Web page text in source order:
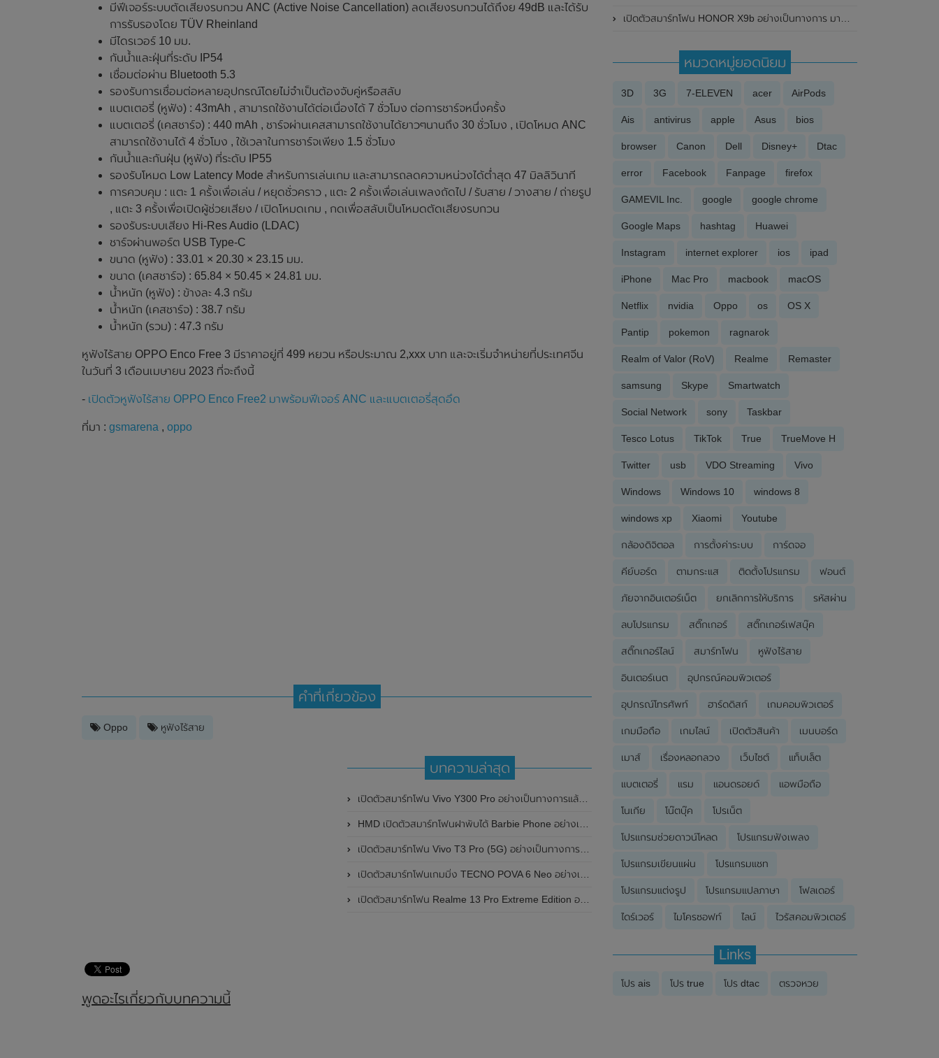
มีฟีเจอร์ระบบตัดเสียงรบกวน ANC (Active Noise Cancellation) ลดเสียงรบกวนได้ถึงย 49dB และได้รับ
การรับรองโดย TÜV Rheinland
มีไดรเวอร์ 10 มม.
กันน้ำและฝุ่นที่ระดับ IP54
เชื่อมต่อผ่าน Bluetooth 5.3
รองรับการเชื่อมต่อหลายอุปกรณ์โดยไม่จำเป็นต้องจับคู่หรือสลับ
แบตเตอรี่ (หูฟัง) : 43mAh , สามารถใช้งานได้ต่อเนื่องได้ 7 ชั่วโมง ต่อการชาร์จหนึ่งครั้ง
แบตเตอรี่ (เคสชาร์จ) : 440 mAh , ชาร์จผ่านเคสสามารถใช้งานได้ยาวๆนานถึง 30 ชั่วโมง , เปิดโหมด ANC
สามารถใช้งานได้ 4 ชั่วโมง , ใช้เวลาในการชาร์จเพียง 1.5 ชั่วโมง
กันน้ำและกันฝุ่น (หูฟัง) ที่ระดับ IP55
รองรับโหมด Low Latency Mode สำหรับการเล่นเกม และสามารถลดความหน่วงได้ต่ำสุด 47 มิลลิวินาที
การควบคุม : แตะ 1 ครั้งเพื่อเล่น / หยุดชั่วคราว , แตะ 2 ครั้งเพื่อเล่นเพลงถัดไป / รับสาย / วางสาย / ถ่ายรูป
, แตะ 3 ครั้งเพื่อเปิดผู้ช่วยเสียง / เปิดโหมดเกม , กดเพื่อสลับเป็นโหมดตัดเสียงรบกวน
รองรับระบบเสียง Hi-Res Audio (LDAC)
ชาร์จผ่านพอร์ต USB Type-C
ขนาด (หูฟัง) : 33.01 × 20.30 × 23.15 มม.
ขนาด (เคสชาร์จ) : 65.84 × 50.45 × 24.81 มม.
น้ำหนัก (หูฟัง) : ข้างละ 4.3 กรัม
น้ำหนัก (เคสชาร์จ) : 38.7 กรัม
น้ำหนัก (รวม) : 47.3 กรัม
หูฟังไร้สาย OPPO Enco Free 3 มีราคาอยู่ที่ 499 หยวน หรือประมาณ 2,xxx บาท และจะเริ่มจำหน่ายที่ประเทศจีน
ในวันที่ 3 เดือนเมษายน 2023 ที่จะถึงนี้
- เปิดตัวหูฟังไร้สาย OPPO Enco Free2 มาพร้อมฟีเจอร์ ANC และแบตเตอรี่สุดอึด
ที่มา : gsmarena , oppo
คำที่เกี่ยวข้อง
Oppo หูฟังไร้สาย
บทความล่าสุด
เปิดตัวสมาร์ทโฟน Vivo Y300 Pro อย่างเป็นทางการแล้วในประเทศจีน มาพร้อมดีไซน์พรีเมี่ยม ทนทาน และแบตเตอรี่สุดอึดขนาดใหญ่ 6,500mAh พร้อมรองรับการชาร์จไว 80W
HMD เปิดตัวสมาร์ทโฟนฝาพับได้ Barbie Phone อย่างเป็นทางการแล้ว มาพร้อมธีมสีชมพูสดใส
เปิดตัวสมาร์ทโฟน Vivo T3 Pro (5G) อย่างเป็นทางการแล้วในประเทศอินเดีย
เปิดตัวสมาร์ทโฟนเกมมิ่ง TECNO POVA 6 Neo อย่างเป็นทางการแล้วในประเทศไทย ในราคา 8,499 บาท
เปิดตัวสมาร์ทโฟน Realme 13 Pro Extreme Edition อย่างเป็นทางการแล้วในประเทศจีน
พูดอะไรเกี่ยวกับบทความนี้
เปิดตัวสมาร์ทโฟน HONOR X9b อย่างเป็นทางการ มาพร้อมหน้าจอแสดงผล OLED , 120 Hz ขนาด 6.78 นิ้ว และใช้ชิปเซ็ต Snapdragon 6 Gen 1
หมวดหมู่ยอดนิยม
3D 3G 7-ELEVEN acer AirPods
Ais antivirus apple Asus bios
browser Canon Dell Disney+ Dtac
error Facebook Fanpage firefox
GAMEVIL Inc. google google chrome
Google Maps hashtag Huawei
Instagram internet explorer ios ipad
iPhone Mac Pro macbook macOS
Netflix nvidia Oppo os OS X
Pantip pokemon ragnarok
Realm of Valor (RoV) Realme Remaster
samsung Skype Smartwatch
Social Network sony Taskbar
Tesco Lotus TikTok True TrueMove H
Twitter usb VDO Streaming Vivo
Windows Windows 10 windows 8
windows xp Xiaomi Youtube
กล้องดิจิตอล การตั้งค่าระบบ การ์ดจอ
คีย์บอร์ด ตามกระแส ติดตั้งโปรแกรม ฟอนต์
ภัยจากอินเตอร์เน็ต ยกเลิกการให้บริการ รหัสผ่าน
ลบโปรแกรม สติ๊กเกอร์ สติ๊กเกอร์เฟสบุ๊ค
สติ๊กเกอร์ไลน์ สมาร์ทโฟน หูฟังไร้สาย
อินเตอร์เนต อุปกรณ์คอมพิวเตอร์
อุปกรณ์โทรศัพท์ ฮาร์ดดิสก์ เกมคอมพิวเตอร์
เกมมือถือ เกมไลน์ เปิดตัวสินค้า เมนบอร์ด
เมาส์ เรื่องหลอกลวง เว็บไซต์ แท็บเล็ต
แบตเตอรี่ แรม แอนดรอยด์ แอพมือถือ
โนเกีย โน๊ตบุ๊ค โปรเน็ต
โปรแกรมช่วยดาวน์โหลด โปรแกรมฟังเพลง
โปรแกรมเขียนแผ่น โปรแกรมแชท
โปรแกรมแต่งรูป โปรแกรมแปลภาษา โฟลเดอร์
ไดร์เวอร์ ไมโครซอฟท์ ไลน์ ไวรัสคอมพิวเตอร์
Links
โปร ais โปร true โปร dtac ตรวจหวย